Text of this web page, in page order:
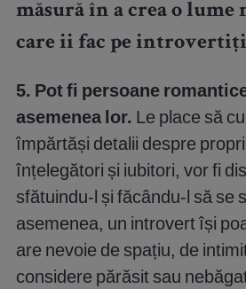
măsură în a crea o
care ii fac pe
5. Pot fi persoane
asemenea lor. Le place să
împărtăși detalii despre
înțelegători și iubitori, vor fi
sfătuindu-l și făcându-l să se
asemenea, un introvert își
are nevoie de spațiu, de
considere părăsit sau